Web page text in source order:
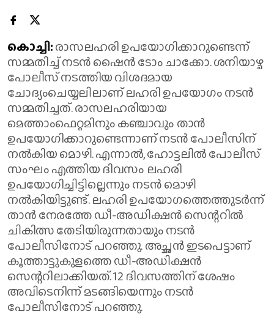
കൊച്ചി:രാസലഹരി ഉപയോഗിക്കാറുണ്ടെന്ന്
സമ്മതിച്ച് നടൻ ഷൈൻ ടോം ചാക്കോ. ശനിയാഴ്ച
പോലീസ് നടത്തിയ വിശദമായ
ചോദ്യംചെയ്യലിലാണ് ലഹരി ഉപയോഗം നടൻ
സമ്മതിച്ചത്. രാസലഹരിയായ
മെത്താംഫെറ്റമിനും കഞ്ചാവും താൻ
ഉപയോഗിക്കാറുണ്ടെന്നാണ് നടൻ പോലീസിന്
നൽകിയ മൊഴി. എന്നാൽ, ഹോട്ടലിൽ പോലീസ്
സംഘം എത്തിയ ദിവസം ലഹരി
ഉപയോഗിച്ചിട്ടില്ലെന്നും നടൻ മൊഴി
നൽകിയിട്ടുണ്ട്. ലഹരി ഉപയോഗത്തെത്തുടർന്ന്
താൻ നേരത്തേ ഡീ-അഡിക്ഷൻ സെന്ററിൽ
ചികിത്സ തേടിയിരുന്നതായും നടൻ
പോലീസിനോട് പറഞ്ഞു. അച്ഛൻ ഇടപെട്ടാണ്
കൂത്താട്ടുകുളത്തെ ഡീ-അഡിക്ഷൻ
സെന്ററിലാക്കിയത്. 12 ദിവസത്തിന് ശേഷം
അവിടെനിന്ന് മടങ്ങിയെന്നും നടൻ
പോലീസിനോട് പറഞ്ഞു.